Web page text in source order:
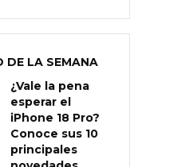
DE LA SEMANA
¿Vale la pena
esperar el
iPhone 18 Pro?
Conoce sus 10
principales